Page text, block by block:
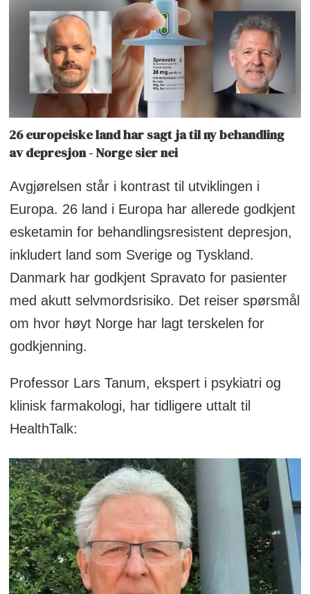
26 europeiske land har sagt ja til ny behandling
av depresjon - Norge sier nei
Avgjørelsen står i kontrast til utviklingen i
Europa. 26 land i Europa har allerede godkjent
esketamin for behandlingsresistent depresjon,
inkludert land som Sverige og Tyskland.
Danmark har godkjent Spravato for pasienter
med akutt selvmordsrisiko. Det reiser spørsmål
om hvor høyt Norge har lagt terskelen for
godkjenning.
Professor Lars Tanum, ekspert i psykiatri og
klinisk farmakologi, har tidligere uttalt til
HealthTalk: